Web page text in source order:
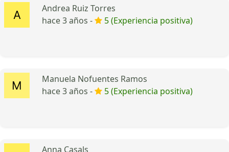
Andrea Ruiz Torres
hace 3 años -
5 (Experiencia positiva)
Manuela Nofuentes Ramos
hace 3 años -
5 (Experiencia positiva)
Anna Casals